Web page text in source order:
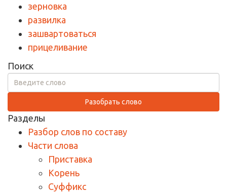
зерновка
развилка
зашвартоваться
прицеливание
Поиск
Разобрать слово
Разделы
Разбор слов по составу
Части слова
Приставка
Корень
Суффикс